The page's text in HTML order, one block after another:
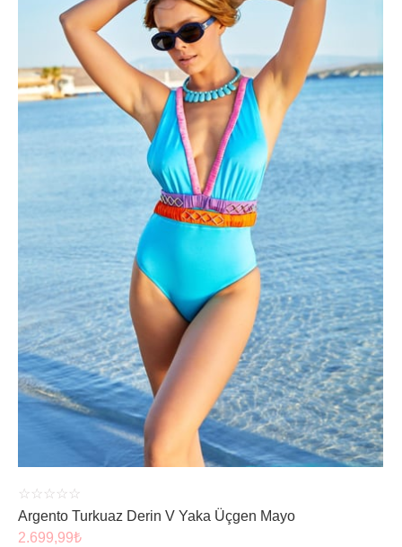
ÜRÜNÜ İNCELE
☆ ☆ ☆ ☆ ☆
Argento Turkuaz Derin V Yaka Üçgen Mayo
2.699,99₺